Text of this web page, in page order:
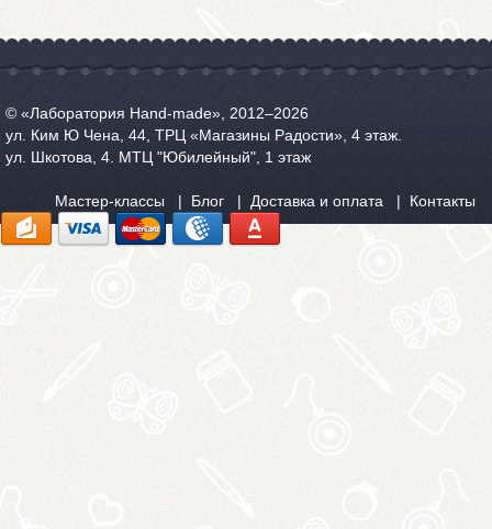
© «Лаборатория Hand-made», 2012‒2026
ул. Ким Ю Чена, 44, ТРЦ «Магазины Радости», 4 этаж.
ул. Шкотова, 4. МТЦ "Юбилейный", 1 этаж
Мастер-классы Блог Доставка и оплата Контакты